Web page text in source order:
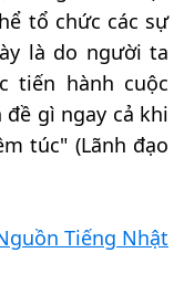
tổ chức các sự
là do người ta
tiến hành cuộc
gì ngay cả khi
túc" (Lãnh đạo
Tiếng Nhật